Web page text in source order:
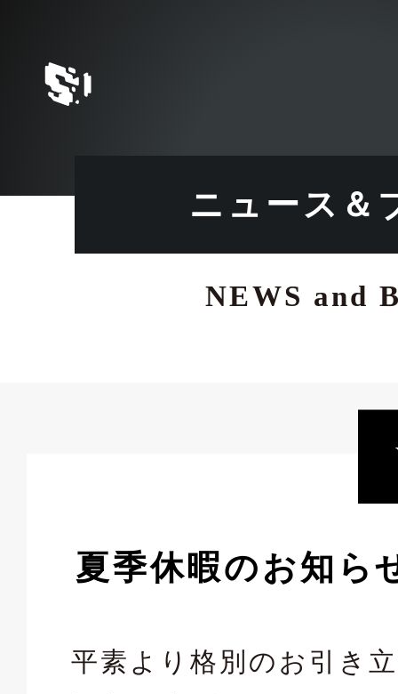
ニュース＆
NEWS and
夏季休暇のお知ら
平素より格別のお引き